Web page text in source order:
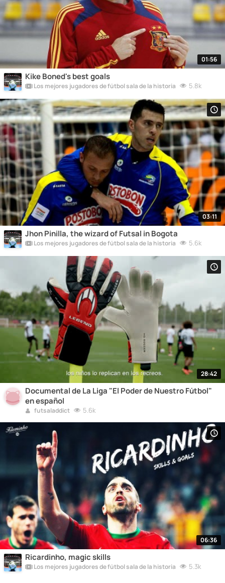
01:56
Kike Boned's best goals
Los mejores jugadores de fútbol sala de la historia 5.8k
03:11
Jhon Pinilla, the wizard of Futsal in Bogota
Los mejores jugadores de fútbol sala de la historia 5.6k
28:42
Documental de La Liga "El Poder de Nuestro Fútbol"
en español
futsaladdict 5.6k
06:36
Ricardinho, magic skills
Los mejores jugadores de fútbol sala de la historia 5.3k